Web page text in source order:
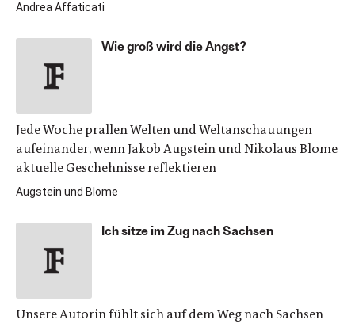
Andrea Affaticati
Wie groß wird die Angst?
Jede Woche prallen Welten und Weltanschauungen
aufeinander, wenn Jakob Augstein und Nikolaus Blome
aktuelle Geschehnisse reflektieren
Augstein und Blome
Ich sitze im Zug nach Sachsen
Unsere Autorin fühlt sich auf dem Weg nach Sachsen